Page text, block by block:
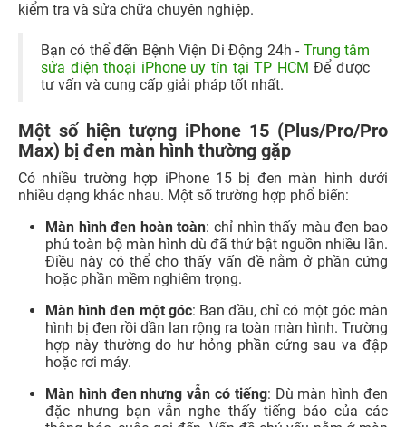
Có nhiều trường hợp iPhone 15 bị đen màn hình dưới
Màn hình đen hoàn toàn : chỉ nhìn thấy màu đen bao
phủ toàn bộ màn hình dù đã thử bật nguồn nhiều lần.
hoặc phần mềm nghiêm trọng.
Màn hình đen một góc: Ban đầu, chỉ có một góc màn
hình bị đen rồi dần lan rộng ra toàn màn hình. Trường
hợp này thường do hư hỏng phần cứng sau va đập
hoặc rơi máy.
Màn hình đen nhưng vẫn có tiếng: Dù màn hình đen
đặc nhưng bạn vẫn nghe thấy tiếng báo của các
thông báo, cuộc gọi đến. Vấn đề chủ yếu nằm ở màn
hình.
Màn hình đen khi khởi động: Khi khởi động lại
iPhone 15, bạn sẽ không thấy màn hình ứng dụng mà
chỉ có màu đen.
Màn hình đen kèm biểu tượng xoay tròn
: Hiện tượng
này thường xảy ra khi iPhone bị respring (khởi động
lại ứng dụng) liên tục. Biểu tượngxoay màn hình